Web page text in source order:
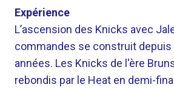
Expérience
L’ascension des Knicks avec
commandes se construit depuis
années. Les Knicks de l'ère
rebondis par le Heat en demi-